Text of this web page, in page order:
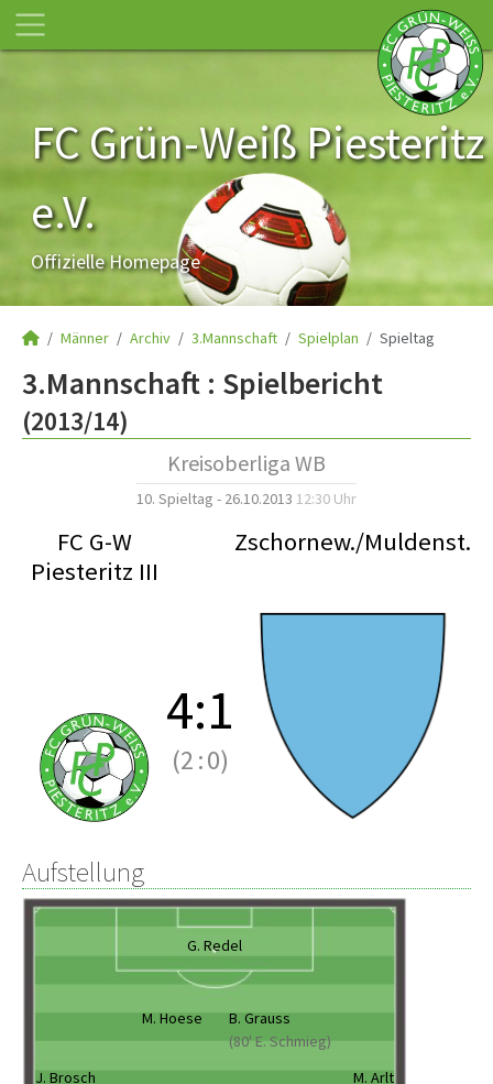
FC Grün-Weiß Piesteritz
e.V.
Offizielle Homepage
Männer Archiv 3.Mannschaft Spielplan Spieltag
3.Mannschaft : Spielbericht
(2013/14)
Kreisoberliga WB
10. Spieltag - 26.10.2013 12:30 Uhr
FC G-W
Piesteritz III
Zschornew./Muldenst.
4:1
(2:0)
Aufstellung
G. Redel
M. Hoese
B. Grauss
(80' E. Schmieg)
J. Brosch
M. Arlt